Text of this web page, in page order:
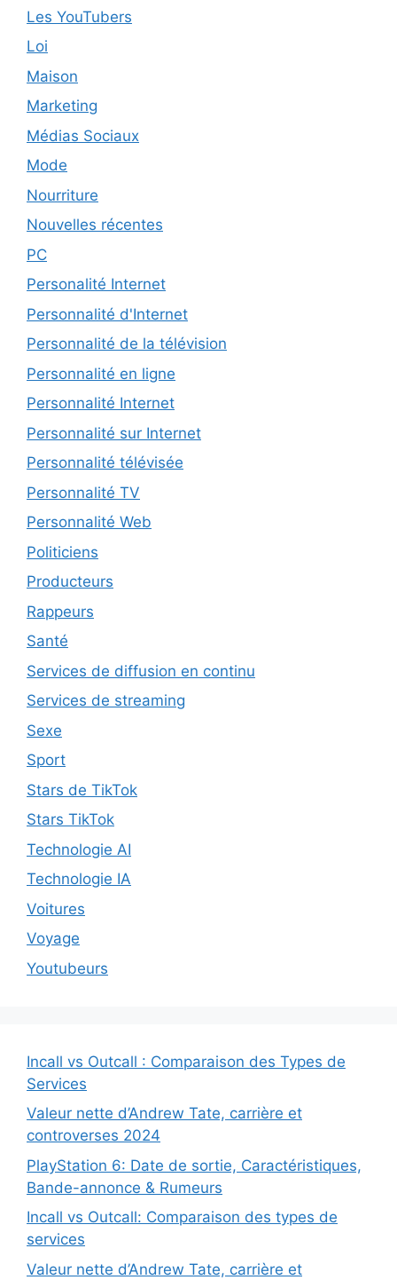
Les YouTubers
Loi
Maison
Marketing
Médias Sociaux
Mode
Nourriture
Nouvelles récentes
PC
Personalité Internet
Personnalité d'Internet
Personnalité de la télévision
Personnalité en ligne
Personnalité Internet
Personnalité sur Internet
Personnalité télévisée
Personnalité TV
Personnalité Web
Politiciens
Producteurs
Rappeurs
Santé
Services de diffusion en continu
Services de streaming
Sexe
Sport
Stars de TikTok
Stars TikTok
Technologie AI
Technologie IA
Voitures
Voyage
Youtubeurs
Incall vs Outcall : Comparaison des Types de
Services
Valeur nette d’Andrew Tate, carrière et
controverses 2024
PlayStation 6: Date de sortie, Caractéristiques,
Bande-annonce & Rumeurs
Incall vs Outcall: Comparaison des types de
services
Valeur nette d’Andrew Tate, carrière et